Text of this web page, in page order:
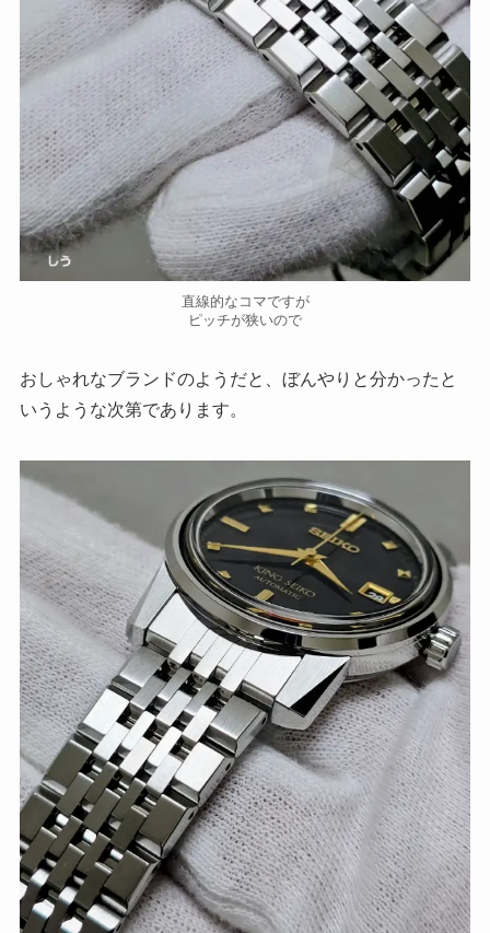
直線的なコマですが
ピッチが狭いので
おしゃれなブランドのようだと、ぼんやりと分かったと
いうような次第であります。